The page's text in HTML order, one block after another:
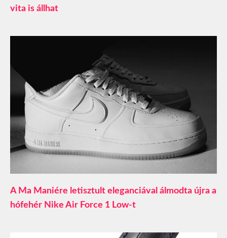
vita is állhat
A Ma Maniére letisztult eleganciával álmodta újra a
hófehér Nike Air Force 1 Low-t